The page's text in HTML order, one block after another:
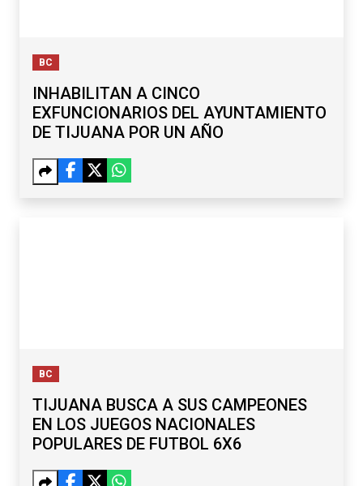
BC
INHABILITAN A CINCO
EXFUNCIONARIOS DEL AYUNTAMIENTO
DE TIJUANA POR UN AÑO
BC
TIJUANA BUSCA A SUS CAMPEONES
EN LOS JUEGOS NACIONALES
POPULARES DE FUTBOL 6X6